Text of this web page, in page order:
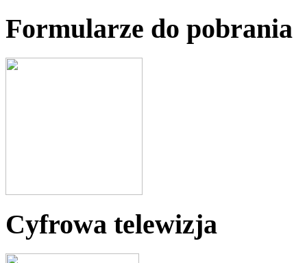
Formularze do pobrania
Cyfrowa telewizja